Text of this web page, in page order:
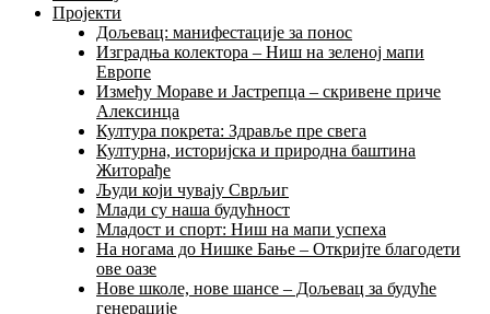
Пројекти
Дољевац: манифестације за понос
Изградња колектора – Ниш на зеленој мапи
Европе
Између Мораве и Јастрепца – скривене приче
Алексинца
Култура покрета: Здравље пре свега
Културна, историјска и природна баштина
Житорађе
Људи који чувају Сврљиг
Млади су наша будућност
Младост и спорт: Ниш на мапи успеха
На ногама до Нишке Бање – Откријте благодети
ове оазе
Нове школе, нове шансе – Дољевац за будуће
генерације